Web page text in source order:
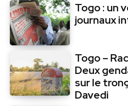
Togo : un
journaux
Togo –
Deux
sur le
Davedi